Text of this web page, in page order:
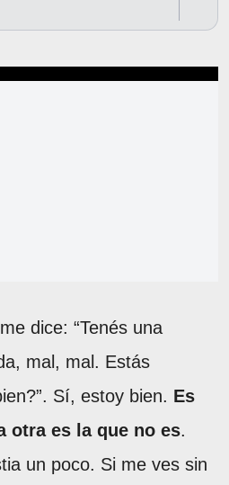
dice: “Tenés una
mal, mal. Estás
Sí, estoy bien. Es
otra es la que no es.
un poco. Si me ves sin